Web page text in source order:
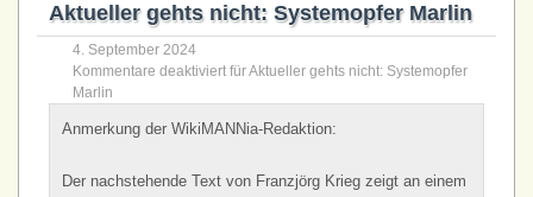
Aktueller gehts nicht: Systemopfer Marlin
4. September 2024
Kommentare deaktiviert für Aktueller gehts nicht: Systemopfer
Marlin
Anmerkung der WikiMANNia-Redaktion:
Der nachstehende Text von Franzjörg Krieg zeigt an einem